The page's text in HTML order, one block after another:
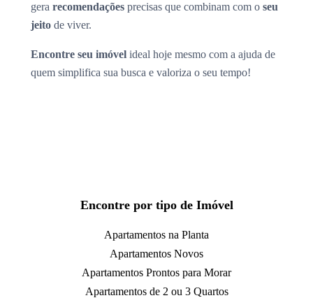
gera recomendações precisas que combinam com o seu
jeito de viver.
Encontre seu imóvel ideal hoje mesmo com a ajuda de
quem simplifica sua busca e valoriza o seu tempo!
Encontre por tipo de Imóvel
Apartamentos na Planta
Apartamentos Novos
Apartamentos Prontos para Morar
Apartamentos de 2 ou 3 Quartos